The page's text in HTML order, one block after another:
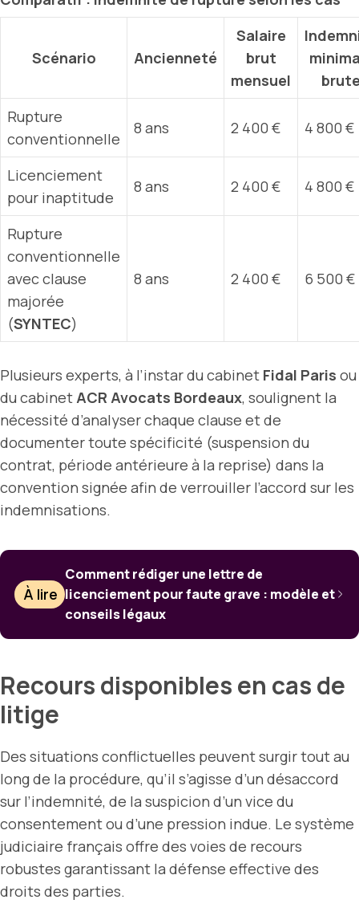
Scénario Ancienneté
Salaire
brut
mensuel
Rupture
conventionnelle
8 ans 2 400 € 4 800 €
Licenciement
pour inaptitude
8 ans 2 400 € 4 800 €
Rupture
conventionnelle
avec clause
majorée
(SYNTEC)
8 ans 2 400 € 6 500 €
Plusieurs experts, à l’instar du cabinet Fidal Paris ou
du cabinet ACR Avocats Bordeaux, soulignent la
nécessité d’analyser chaque clause et de
documenter toute spécificité (suspension du
contrat, période antérieure à la reprise) dans la
convention signée afin de verrouiller l’accord sur les
indemnisations.
À lire
Comment rédiger une lettre de
licenciement pour faute grave : modèle et
conseils légaux
Recours disponibles en cas de
litige
Des situations conflictuelles peuvent surgir tout au
long de la procédure, qu’il s’agisse d’un désaccord
sur l’indemnité, de la suspicion d’un vice du
consentement ou d’une pression indue. Le système
judiciaire français offre des voies de recours
robustes garantissant la défense effective des
droits des parties.